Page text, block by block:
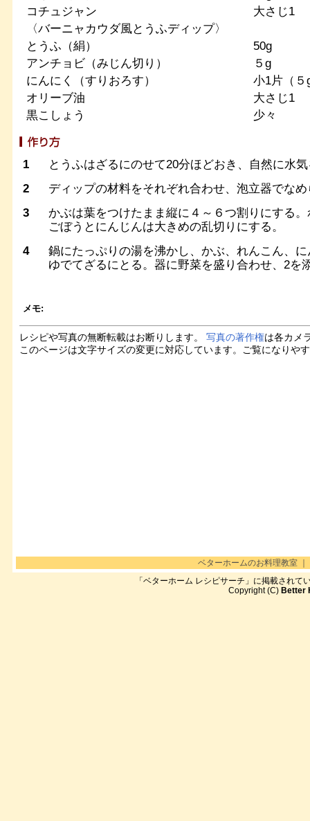
コチュジャン
大さじ1
〈バーニャカウダ風とうふディップ〉
とうふ（絹）
50g
アンチョビ（みじん切り）
５g
にんにく（すりおろす）
小1片（５
オリーブ油
大さじ1
黒こしょう
少々
1
とうふはざるにのせて20分ほどおき、自然に水
2
ディップの材料をそれぞれ合わせ、泡立器でな
3
かぶは葉をつけたまま縦に４～６つ割りにする
ごぼうとにんじんは大きめの乱切りにする。
4
鍋にたっぷりの湯を沸かし、かぶ、れんこん、
ゆでてざるにとる。器に野菜を盛り合わせ、2を
メモ:
レシピや写真の無断転載はお断りします。 写真の著作権は各カメ
このページは文字サイズの変更に対応しています。ご覧になりや
ベターホームのお料理教室
「ベターホーム レシピサーチ」に掲載され
Copyright (C) Better